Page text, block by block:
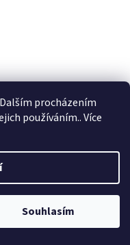
procházením
používáním.. Více
Souhlasím